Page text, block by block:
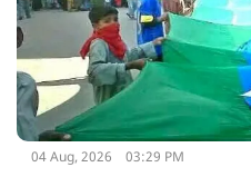
04 Aug, 2026 03:29 PM